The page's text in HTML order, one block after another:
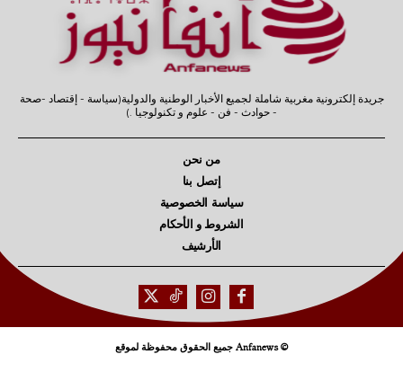
جريدة إلكترونية مغربية شاملة لجميع الأخبار الوطنية والدولية(سياسة - إقتصاد -صحة
- حوادث - فن - علوم و تكنولوجيا .)
من نحن
إتصل بنا
سياسة الخصوصية
الشروط و الأحكام
الأرشيف
© Anfanews جميع الحقوق محفوظة لموقع